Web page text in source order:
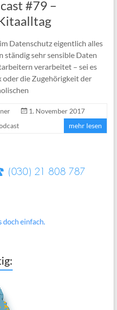
#79 –
Datenschutz eigentlich alles
ständig sehr sensible Daten
verarbeitet – sei es
oder die Zugehörigkeit der
1. November 2017
mehr lesen